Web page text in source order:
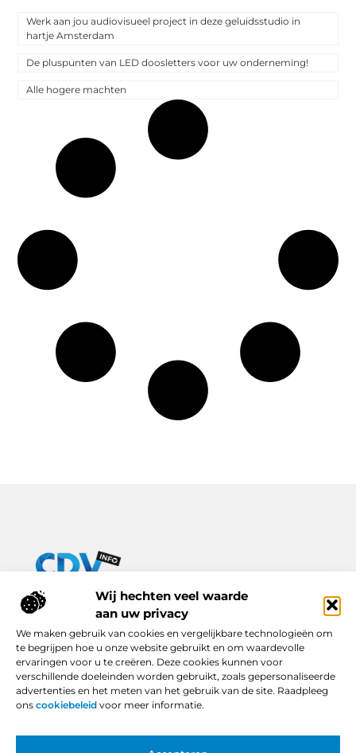
Wij hechten veel waarde
aan uw privacy
We maken gebruik van cookies en vergelijkbare technologieën om
te begrijpen hoe u onze website gebruikt en om waardevolle
ervaringen voor u te creëren. Deze cookies kunnen voor
verschillende doeleinden worden gebruikt, zoals gepersonaliseerde
advertenties en het meten van het gebruik van de site. Raadpleeg
ons cookiebeleid voor meer informatie.
Werk aan jou audiovisueel project in deze geluidsstudio in
hartje Amsterdam
De pluspunten van LED doosletters voor uw onderneming!
Alle hogere machten
Van praktische tips tot inspirerende verhalen – alles op Cdv-
Ontdek een breed scala aan blogs en artikelen die je dagelijks
leven verrijken, van handige adviezen tot boeiende inzichten.
Bericht categorie
Onze informatie